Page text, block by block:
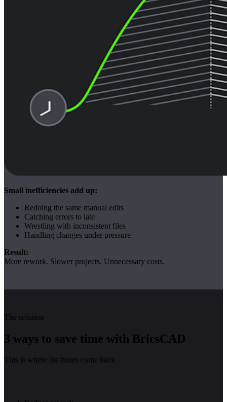
Small inefficiencies add up:
Redoing the same manual edits
Catching errors to late
Wrestling with inconsistent files
Handling changes under pressure
Result:
More rework. Slower projects. Unnecessary costs.
The solution
3 ways to save time with BricsCAD
This is where the hours come back.